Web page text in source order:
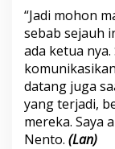
“Jadi mohon
sebab sejauh
ada ketua
datang juga
yang terjadi,
mereka. Saya
Nento. (Lan)